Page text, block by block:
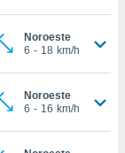
Noroeste
6 - 18 km/h
Noroeste
6 - 16 km/h